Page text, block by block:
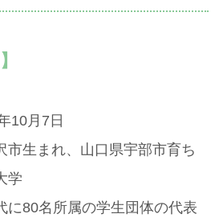
10月7日
市生まれ、山口県宇部市育ち
学
に80名所属の学生団体の代表